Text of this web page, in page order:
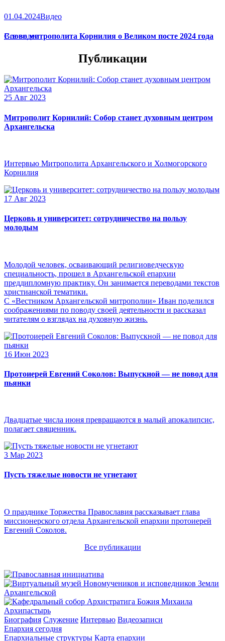
01.04.2024Видео
Слово митрополита Корнилия о Великом посте 2024 года
Все видео
Публикации
25 Авг 2023
Митрополит Корнилий: Собор станет духовным центром
Архангельска
Интервью Митрополита Архангельского и Холмогорского
Корнилия
17 Авг 2023
Церковь и университет: сотрудничество на пользу
молодым
Молодой человек, осваивающий религиоведческую
специальность, прошел в Архангельской епархии
преддипломную практику. Он занимается переводами текстов
христианской тематики.
С «Вестником Архангельской митрополии» Иван поделился
соображениями по поводу своей деятельности и рассказал
читателям о взглядах на духовную жизнь.
16 Июн 2023
Протоиерей Евгений Соколов: Выпускной — не повод для
пьянки
Двадцатые числа июня превращаются в малый апокалипсис,
полагает священник.
3 Мар 2023
Пусть тяжелые новости не угнетают
О празднике Торжества Православия рассказывает глава
миссионерского отдела Архангельской епархии протоиерей
Евгений Соколов.
Все публикации
Архипастырь
Биография Служение Интервью Видеозаписи
Епархия сегодня
Епархиальные структуры Карта епархии